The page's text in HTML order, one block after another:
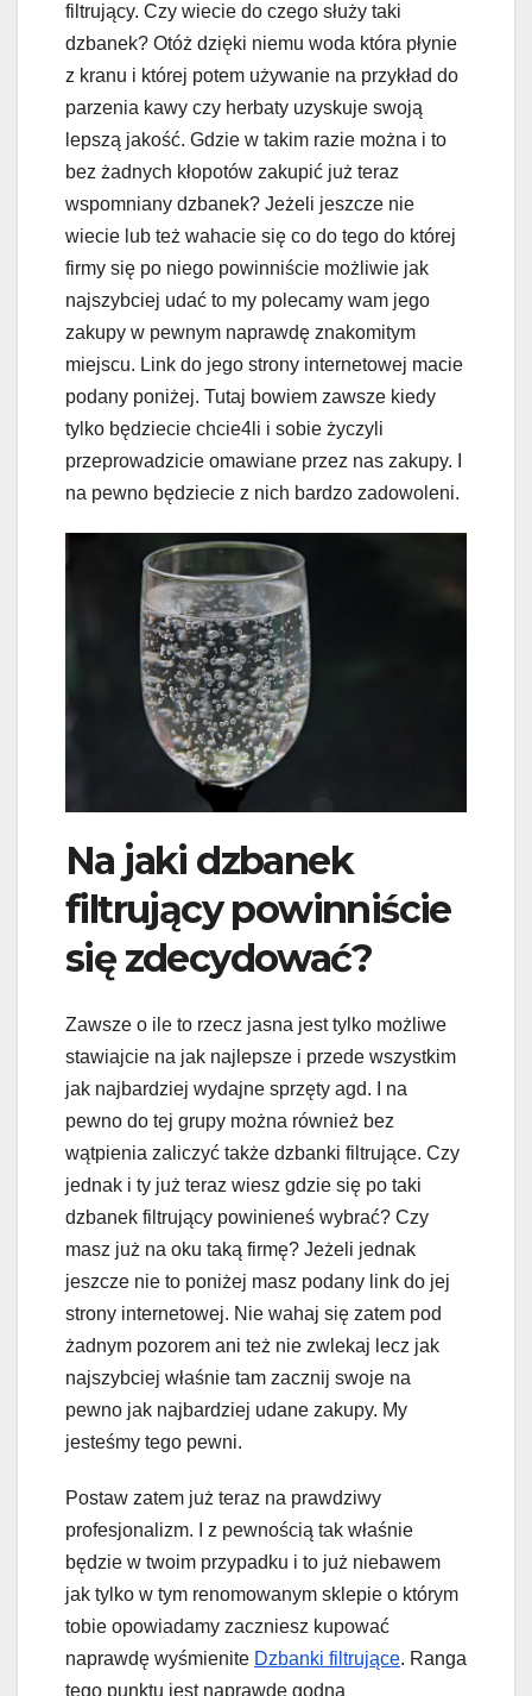
filtrujący. Czy wiecie do czego służy taki
dzbanek? Otóż dzięki niemu woda która płynie
z kranu i której potem używanie na przykład do
parzenia kawy czy herbaty uzyskuje swoją
lepszą jakość. Gdzie w takim razie można i to
bez żadnych kłopotów zakupić już teraz
wspomniany dzbanek? Jeżeli jeszcze nie
wiecie lub też wahacie się co do tego do której
firmy się po niego powinniście możliwie jak
najszybciej udać to my polecamy wam jego
zakupy w pewnym naprawdę znakomitym
miejscu. Link do jego strony internetowej macie
podany poniżej. Tutaj bowiem zawsze kiedy
tylko będziecie chcie4li i sobie życzyli
przeprowadzicie omawiane przez nas zakupy. I
na pewno będziecie z nich bardzo zadowoleni.
Na jaki dzbanek
filtrujący powinniście
się zdecydować?
Zawsze o ile to rzecz jasna jest tylko możliwe
stawiajcie na jak najlepsze i przede wszystkim
jak najbardziej wydajne sprzęty agd. I na
pewno do tej grupy można również bez
wątpienia zaliczyć także dzbanki filtrujące. Czy
jednak i ty już teraz wiesz gdzie się po taki
dzbanek filtrujący powinieneś wybrać? Czy
masz już na oku taką firmę? Jeżeli jednak
jeszcze nie to poniżej masz podany link do jej
strony internetowej. Nie wahaj się zatem pod
żadnym pozorem ani też nie zwlekaj lecz jak
najszybciej właśnie tam zacznij swoje na
pewno jak najbardziej udane zakupy. My
jesteśmy tego pewni.
Postaw zatem już teraz na prawdziwy
profesjonalizm. I z pewnością tak właśnie
będzie w twoim przypadku i to już niebawem
jak tylko w tym renomowanym sklepie o którym
tobie opowiadamy zaczniesz kupować
naprawdę wyśmienite Dzbanki filtrujące. Ranga
tego punktu jest naprawdę godna